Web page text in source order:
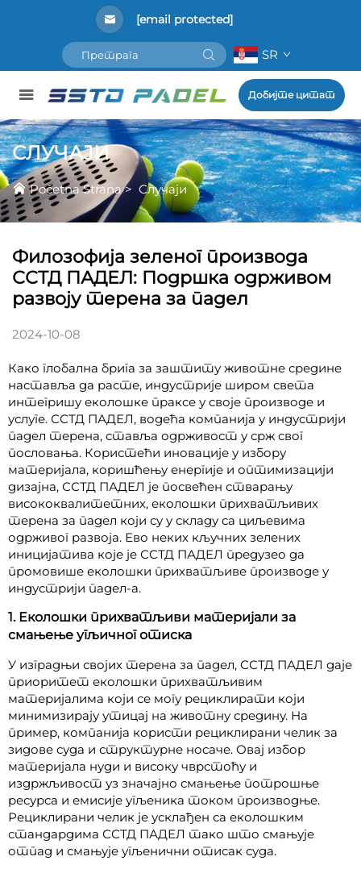
[email protected]
SR
Добијте цитат
СЛУЧАЈИ
Početna Strana> Случаји
Филозофија зеленог производа
ССТД ПАДЕЛ: Подршка одрживом
развоју терена за падел
2024-10-08
Како глобална брига за заштиту животне средине
наставља да расте, индустрије широм света
интегришу еколошке праксе у своје производе и
услуге. ССТД ПАДЕЛ, водећа компанија у индустрији
падел терена, ставља одрживост у срж свог
пословања. Користећи иновације у избору
материјала, коришћењу енергије и оптимизацији
дизајна, ССТД ПАДЕЛ је посвећен стварању
висококвалитетних, еколошки прихватљивих
терена за падел који су у складу са циљевима
одрживог развоја. Ево неких кључних зелених
иницијатива које је ССТД ПАДЕЛ предузео да
промовише еколошки прихватљиве производе у
индустрији падел-а.
1. Еколошки прихватљиви материјали за
смањење угљичног отиска
У изградњи својих терена за падел, ССТД ПАДЕЛ даје
приоритет еколошки прихватљивим
материјалима који се могу рециклирати који
минимизирају утицај на животну средину. На
пример, компанија користи рециклирани челик за
зидове суда и структурне носаче. Овај избор
материјала нуди и високу чврстоћу и
издржљивост уз значајно смањење потрошње
ресурса и емисије угљеника током производње.
Рециклирани челик је усклађен са еколошким
стандардима ССТД ПАДЕЛ тако што смањује
отпад и смањује угљенични отисак суда.